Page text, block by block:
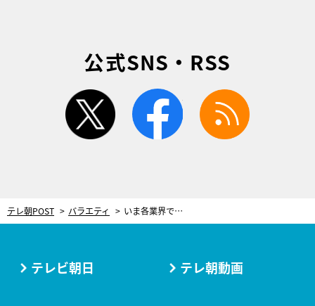
公式SNS・RSS
twitter facebook
テレ朝POST バラエティ いま各業界で大人気、ぽっちゃり美女が登場！ありのままで生きる姿にスタジオも感動
テレビ朝日 テレ朝動画